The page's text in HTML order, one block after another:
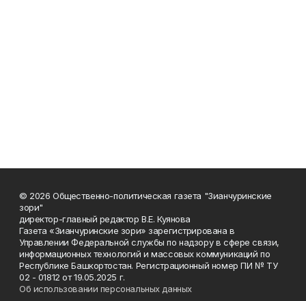
© 2026 Общественно-политическая газета "Зианчуринские
зори"
директор-главный редактор В.Е. Куянова
Газета «Зианчуринские зори» зарегистрирована в
Управлении Федеральной службы по надзору в сфере связи,
информационных технологий и массовых коммуникаций по
Республике Башкортостан. Регистрационный номер ПИ № ТУ
02 - 01812 от 19.05.2025 г.
Об использовании персональных данных